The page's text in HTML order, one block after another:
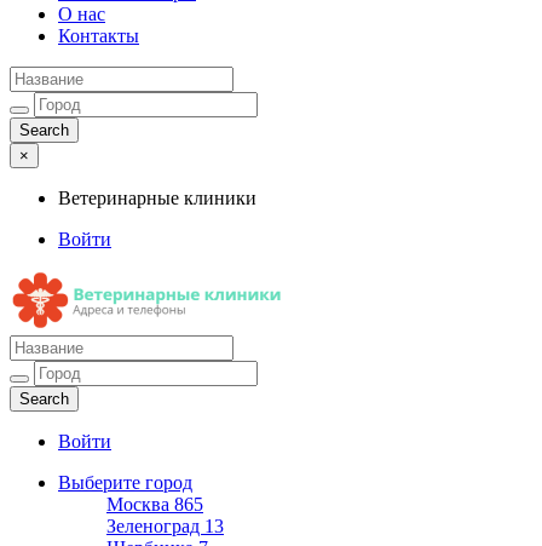
О нас
Контакты
×
Ветеринарные клиники
Войти
Ветеринарные клиники
Адреса и телефоны
Войти
Выберите город
Москва 865
Зеленоград 13